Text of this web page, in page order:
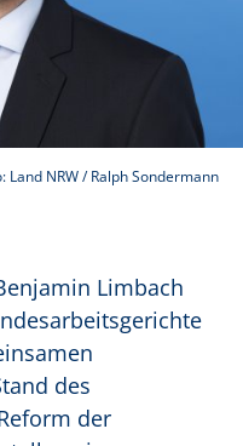
Land NRW / Ralph Sondermann
Limbach
des
der